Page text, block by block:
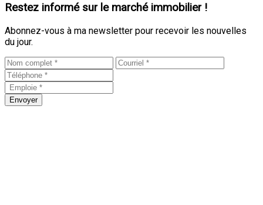
Restez informé sur le marché immobilier !
Abonnez-vous à ma newsletter pour recevoir les nouvelles
du jour.
Envoyer